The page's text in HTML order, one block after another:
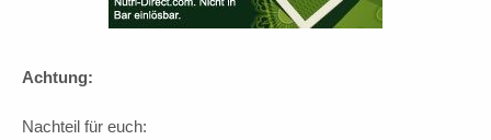
Achtung:
Nachteil für euch: